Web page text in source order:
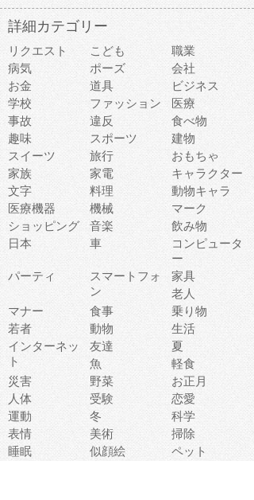
詳細カテゴリー
リクエスト こども
職業
病気
ポーズ
会社
お金
道具
ビジネス
学校
ファッション
医療
事故
違反
食べ物
趣味
スポーツ
建物
スイーツ
旅行
おもちゃ
家族
家電
キャラクター
文字
料理
動物キャラ
医療機器
機械
マーク
ショッピング
音楽
飲み物
日本
車
コンピュータ
ー
パーティ
スマートフォ
ン
家具
老人
マナー
食事
乗り物
若者
動物
生活
インターネッ
ト
友達
夏
魚
軽食
災害
野菜
お正月
人体
受験
恋愛
運動
冬
科学
表情
美術
掃除
睡眠
似顔絵
ペット